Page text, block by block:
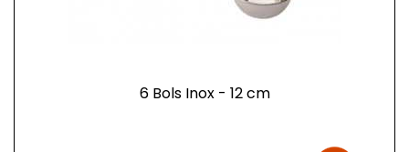
6 Bols Inox - 12 cm